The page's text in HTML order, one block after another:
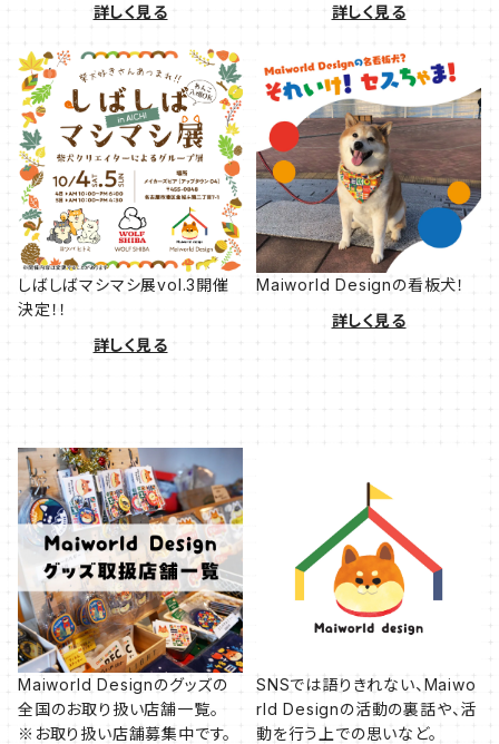
詳しく見る
詳しく見る
しばしばマシマシ展vol.3開催
決定！！
詳しく見る
Maiworld Designの看板犬！
詳しく見る
Maiworld Designのグッズの
全国のお取り扱い店舗一覧。
※お取り扱い店舗募集中です。
SNSでは語りきれない、Maiwo
rld Designの活動の裏話や、活
動を行う上での思いなど。